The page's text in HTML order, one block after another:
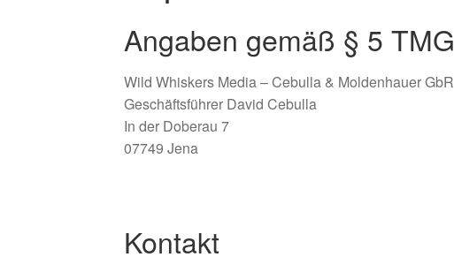
Angaben gemäß § 5 TMG
Wild Whiskers Media – Cebulla & Moldenhauer GbR
Geschäftsführer David Cebulla
In der Doberau 7
07749 Jena
Kontakt